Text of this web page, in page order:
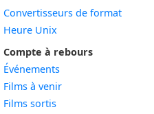
Convertisseurs de format
Heure Unix
Compte à rebours
Événements
Films à venir
Films sortis